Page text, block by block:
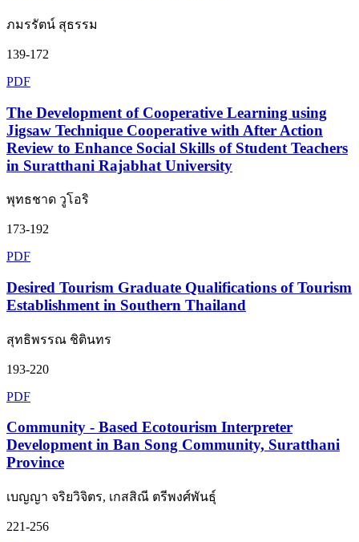
ภมรรัตน์ สุธรรม
139-172
PDF
The Development of Cooperative Learning using
Jigsaw Technique Cooperative with After Action
Review to Enhance Social Skills of Student Teachers
in Suratthani Rajabhat University
พุทธชาด วูโอริ
173-192
PDF
Desired Tourism Graduate Qualifications of Tourism
Establishment in Southern Thailand
สุทธิพรรณ ชิตินทร
193-220
PDF
Community - Based Ecotourism Interpreter
Development in Ban Song Community, Suratthani
Province
เบญญา จริยวิจิตร, เกสสิณี ตรีพงศ์พันธุ์
221-256